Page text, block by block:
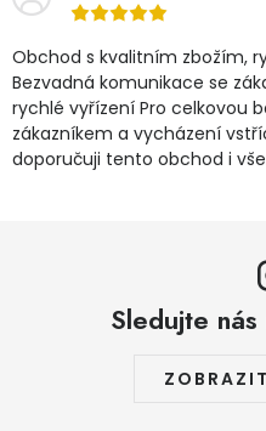
Obchod s kvalitním zbožím,
Bezvadná komunikace se
rychlé vyřízení Pro celkovou
zákazníkem a vycházení
doporučuji tento obchod i
Sledujte